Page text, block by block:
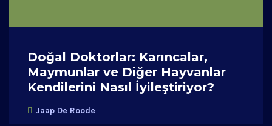
Doğal Doktorlar: Karıncalar,
Maymunlar ve Diğer Hayvanlar
Kendilerini Nasıl İyileştiriyor?
Jaap De Roode